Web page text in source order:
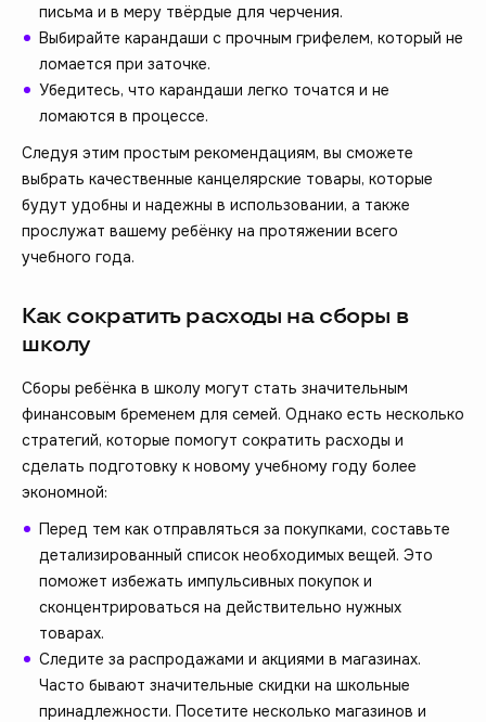
письма и в меру твёрдые для черчения.
Выбирайте карандаши с прочным грифелем, который не
ломается при заточке.
Убедитесь, что карандаши легко точатся и не
ломаются в процессе.
Следуя этим простым рекомендациям, вы сможете
выбрать качественные канцелярские товары, которые
будут удобны и надежны в использовании, а также
прослужат вашему ребёнку на протяжении всего
учебного года.
Как сократить расходы на сборы в
школу
Сборы ребёнка в школу могут стать значительным
финансовым бременем для семей. Однако есть несколько
стратегий, которые помогут сократить расходы и
сделать подготовку к новому учебному году более
экономной:
Перед тем как отправляться за покупками, составьте
детализированный список необходимых вещей. Это
поможет избежать импульсивных покупок и
сконцентрироваться на действительно нужных
товарах.
Следите за распродажами и акциями в магазинах.
Часто бывают значительные скидки на школьные
принадлежности. Посетите несколько магазинов и